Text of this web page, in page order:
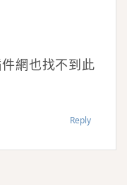
網也找不到此
Reply